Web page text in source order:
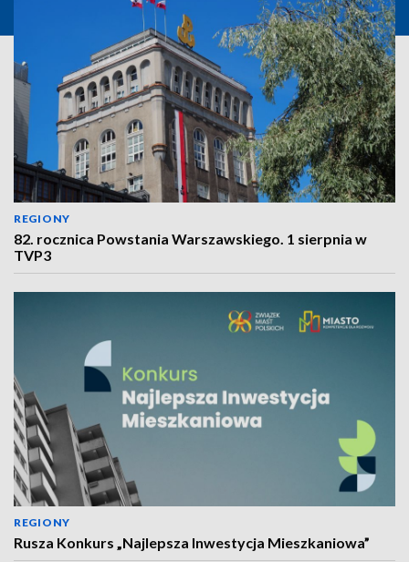
REGIONY
82. rocznica Powstania Warszawskiego. 1 sierpnia w
TVP3
REGIONY
Rusza Konkurs „Najlepsza Inwestycja Mieszkaniowa”